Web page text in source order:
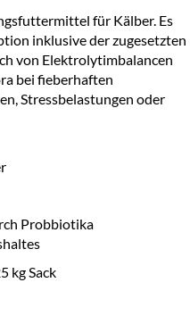
für Kälber. Es
inklusive der zugesetzten
von Elektrolytimbalancen
bei fieberhaften
Stressbelastungen oder
Probbiotika
kg Sack